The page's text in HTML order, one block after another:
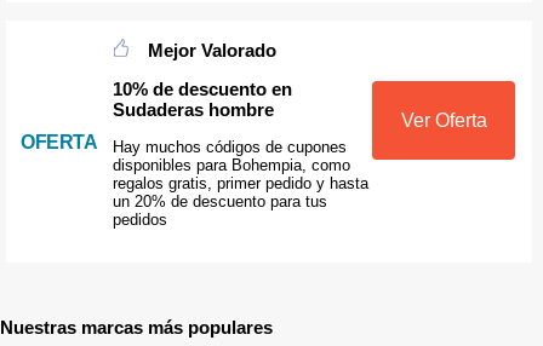
OFERTA
Mejor Valorado
10% de descuento en
Sudaderas hombre
Hay muchos códigos de cupones
disponibles para Bohempia, como
regalos gratis, primer pedido y hasta
un 20% de descuento para tus
pedidos
Ver Oferta
Nuestras marcas más populares